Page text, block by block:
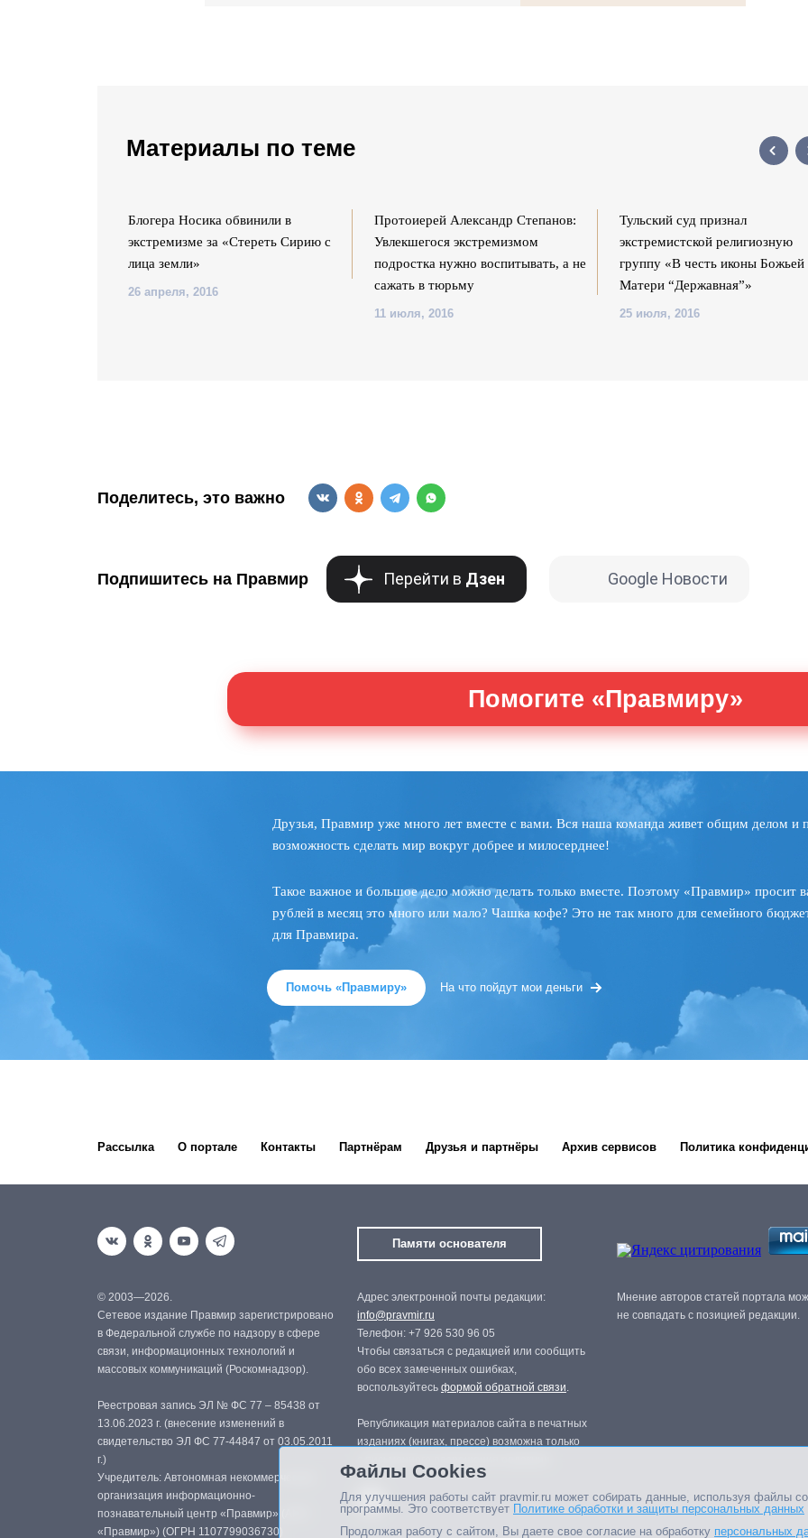
Материалы по теме
Блогера Носика обвинили в
экстремизме за «Стереть Сирию с
лица земли»
26 апреля, 2016
Протоиерей Александр Степанов:
Увлекшегося экстремизмом
подростка нужно воспитывать, а не
сажать в тюрьму
11 июля, 2016
Тульский суд признал
экстремистской религиозную
группу «В честь иконы Божьей
Матери “Державная”»
25 июля, 2016
Поделитесь, это важно
Подпишитесь на Правмир Перейти в Дзен Google Новости
Помогите «Правмиру»
Друзья, Правмир уже много лет вместе с вами. Вся наша команда живет общим делом и
возможность сделать мир вокруг добрее и милосерднее!
Такое важное и большое дело можно делать только вместе. Поэтому «Правмир» просит
рублей в месяц это много или мало? Чашка кофе? Это не так много для семейного
для Правмира.
Помочь «Правмиру» На что пойдут мои деньги
Рассылка О портале Контакты Партнёрам Друзья и партнёры Архив сервисов Политика
Памяти основателя
© 2003—2026.
Сетевое издание Правмир зарегистрировано
в Федеральной службе по надзору в сфере
связи, информационных технологий и
массовых коммуникаций (Роскомнадзор).
Реестровая запись ЭЛ № ФС 77 – 85438 от
13.06.2023 г. (внесение изменений в
свидетельство ЭЛ ФС 77-44847 от 03.05.2011
г.)
Учредитель: Автономная некоммерческая
организация информационно-
познавательный центр «Правмир» (АНО
«Правмир») (ОГРН 1107799036730)
Адрес электронной почты редакции:
info@pravmir.ru
Телефон: +7 926 530 96 05
Чтобы связаться с редакцией или сообщить
обо всех замеченных ошибках,
воспользуйтесь формой обратной связи.
Републикация материалов сайта в печатных
изданиях (книгах, прессе) возможна только
Мнение авторов статей портала
не совпадать с позицией редакции.
Файлы Cookies
Для улучшения работы сайт pravmir.ru может собирать данные, используя файлы
программы. Это соответствует Политике обработки и защиты персональных данных
Продолжая работу с сайтом, Вы даете свое согласие на обработку персональных